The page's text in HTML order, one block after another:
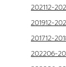
202112-
201912-
201712-
202206-